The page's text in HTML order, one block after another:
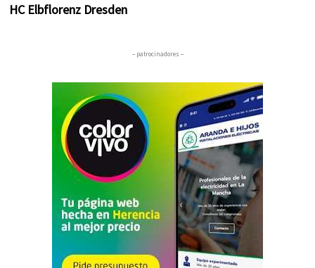
HC Elbflorenz Dresden
– patrocinadores –